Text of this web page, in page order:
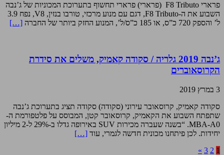
פרארי F8 Tributo (פרארי) פרארי תחשוף בתערוכת המכוניות של ג’נבה
השבוע את ה-F8 Tributo, דגם עם מנוע מרכזי, טורבו בנזין, V8, נפח 3.9
ל’ והספק 720 כ”ס, או 185 כ”ס/ל’, המנוע החזק ביותר של החברה
[…]
ג’נבה 2019 גלריה / סקודה קאמיק, משלים את סידרת
הקרוסאוברים
3 במרץ 2019
סקודה קאמיק, קרוסאובר עירוני (סקודה) סקודה תציג בתערוכת ג’נבה
שתפתח השבוע את הקאמיק, קרוסאובר קטן, המבוסס על פלטפורמת ה-
MBA-A0. “בשנה שעברה מכירות SUV באירופה גדלו ב-29% ל-2 מיליון
יחידות. לכן פיתחנו מכונית חדשה לגמרי, עוד […]
1
2
3
»